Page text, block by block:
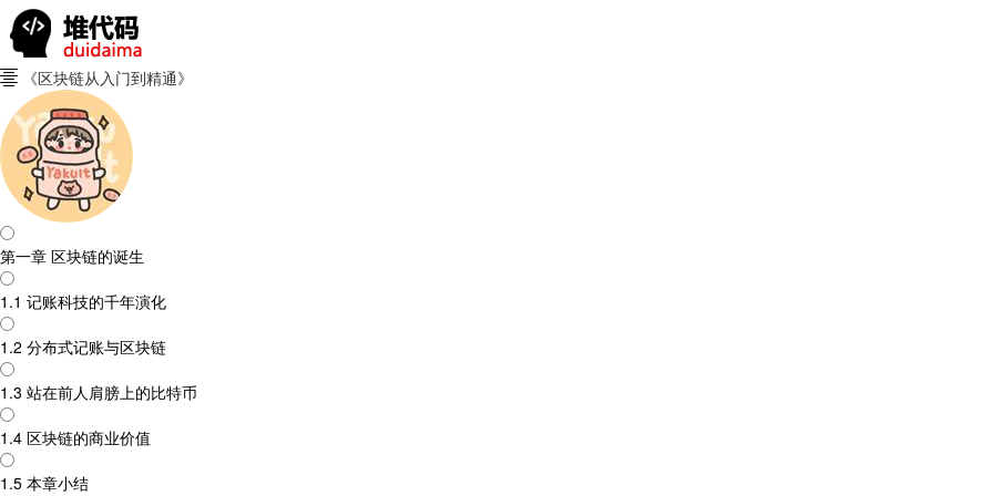
 《区块链从入门到精通》
第一章 区块链的诞生
1.1 记账科技的千年演化
1.2 分布式记账与区块链
1.3 站在前人肩膀上的比特币
1.4 区块链的商业价值
1.5 本章小结